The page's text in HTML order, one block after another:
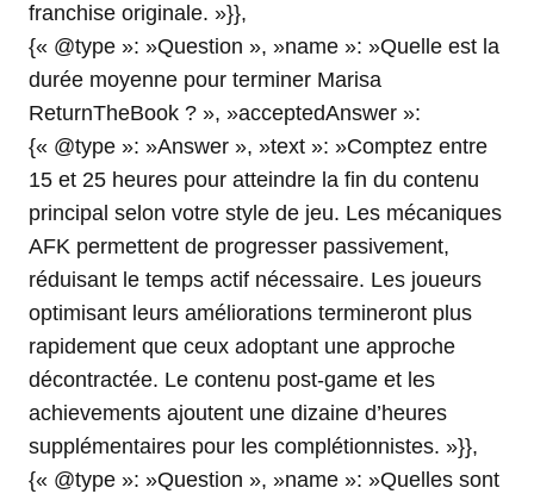
franchise originale. »}},
{« @type »: »Question », »name »: »Quelle est la
durée moyenne pour terminer Marisa
ReturnTheBook ? », »acceptedAnswer »:
{« @type »: »Answer », »text »: »Comptez entre
15 et 25 heures pour atteindre la fin du contenu
principal selon votre style de jeu. Les mécaniques
AFK permettent de progresser passivement,
réduisant le temps actif nécessaire. Les joueurs
optimisant leurs améliorations termineront plus
rapidement que ceux adoptant une approche
décontractée. Le contenu post-game et les
achievements ajoutent une dizaine d’heures
supplémentaires pour les complétionnistes. »}},
{« @type »: »Question », »name »: »Quelles sont